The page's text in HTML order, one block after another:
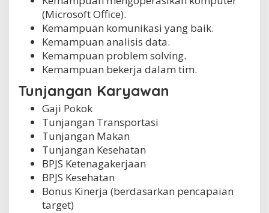
(Microsoft Office).
Kemampuan komunikasi yang baik.
Kemampuan analisis data.
Kemampuan problem solving.
Kemampuan bekerja dalam tim.
Tunjangan Karyawan
Gaji Pokok
Tunjangan Transportasi
Tunjangan Makan
Tunjangan Kesehatan
BPJS Ketenagakerjaan
BPJS Kesehatan
Bonus Kinerja (berdasarkan pencapaian
target)